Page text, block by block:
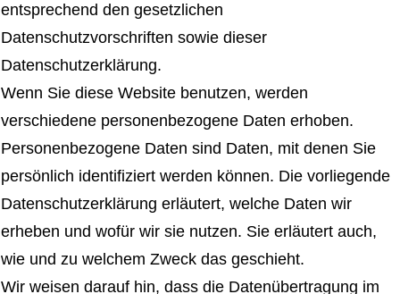
entsprechend den gesetzlichen
Datenschutzvorschriften sowie dieser
Datenschutzerklärung.
Wenn Sie diese Website benutzen, werden
verschiedene personenbezogene Daten erhoben.
Personenbezogene Daten sind Daten, mit denen Sie
persönlich identifiziert werden können. Die vorliegende
Datenschutzerklärung erläutert, welche Daten wir
erheben und wofür wir sie nutzen. Sie erläutert auch,
wie und zu welchem Zweck das geschieht.
Wir weisen darauf hin, dass die Datenübertragung im